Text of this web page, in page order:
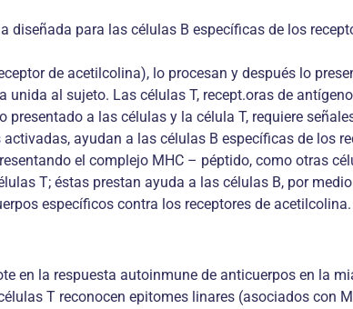
para las células B específicas de los
de acetilcolina), lo procesan y después lo
al sujeto. Las células T, recept.oras de
a las células y la célula T, requiere
ayudan a las células B específicas de los
el complejo MHC – péptido, como otras
T; éstas prestan ayuda a las células B, por
específicos contra los receptores de acetilcolina.
en la respuesta autoinmune de anticuerpos en la
T reconocen epitomes linares (asociados con